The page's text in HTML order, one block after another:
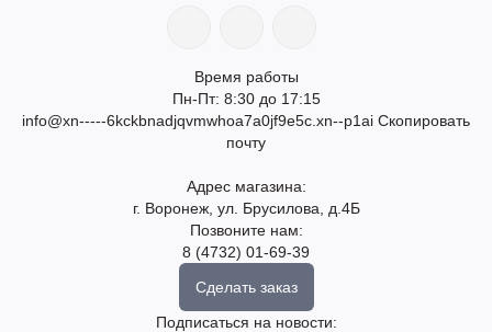
Время работы
Пн-Пт: 8:30 до 17:15
info@xn-----6kckbnadjqvmwhoa7a0jf9e5c.xn--p1ai Скопировать
почту
Адрес магазина:
г. Воронеж, ул. Брусилова, д.4Б
Позвоните нам:
8 (4732) 01-69-39
Сделать заказ
Подписаться на новости: